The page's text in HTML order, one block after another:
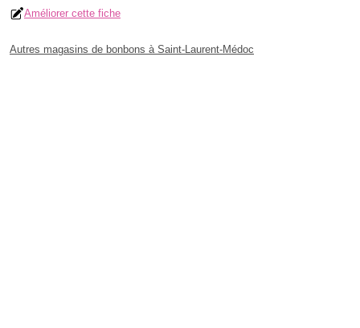
Améliorer cette fiche
Autres magasins de bonbons à Saint-Laurent-Médoc